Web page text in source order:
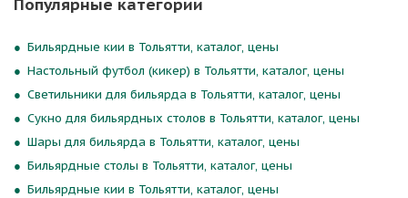
Бильярдные кии в Тольятти, каталог, цены
Настольный футбол (кикер) в Тольятти, каталог, цены
Светильники для бильярда в Тольятти, каталог, цены
Сукно для бильярдных столов в Тольятти, каталог, цены
Шары для бильярда в Тольятти, каталог, цены
Бильярдные столы в Тольятти, каталог, цены
Бильярдные кии в Тольятти, каталог, цены